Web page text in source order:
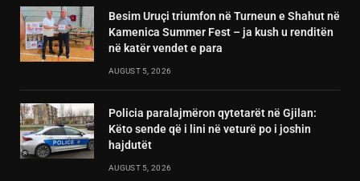
Besim Uruçi triumfon në Turneun e Shahut në
Kamenica Summer Fest – ja kush u renditën
në katër vendet e para
AUGUST 5, 2026
Policia paralajmëron qytetarët në Gjilan:
Këto sende që i lini në veturë po i joshin
hajdutët
AUGUST 5, 2026